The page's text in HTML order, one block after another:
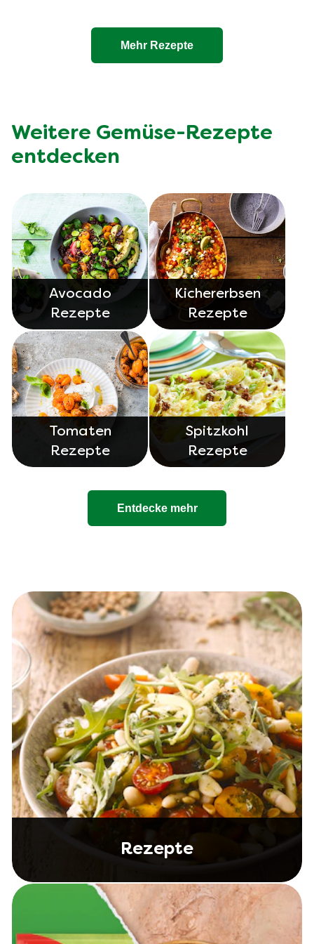
Mehr Rezepte
Weitere Gemüse-Rezepte
entdecken
Avocado
Rezepte
Kichererbsen
Rezepte
Tomaten
Rezepte
Spitzkohl
Rezepte
Entdecke mehr
Rezepte